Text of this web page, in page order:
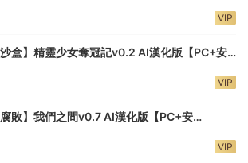
VIP
盒】精靈少女奪冠記v0.2 AI漢化版【PC+安
VIP
之間v0.7 AI漢化版【PC+安
VIP